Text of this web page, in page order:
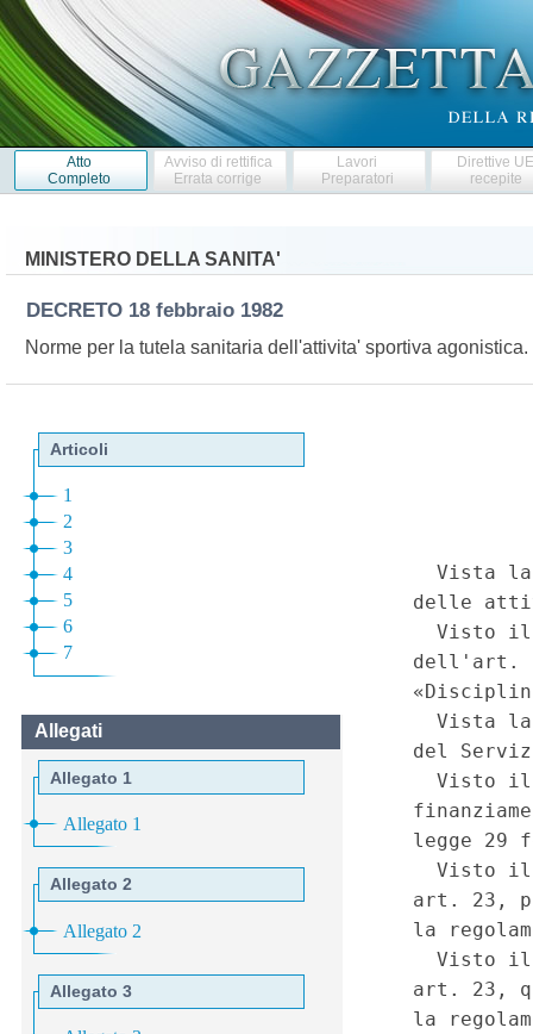
Atto
Completo
Avviso di rettifica
Errata corrige
Lavori
Preparatori
Direttive
recepite
MINISTERO DELLA SANITA'
DECRETO 18 febbraio 1982
Norme per la tutela sanitaria dell'attivita' sportiva